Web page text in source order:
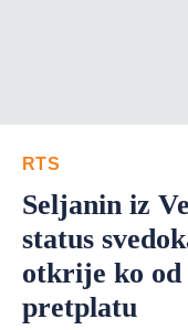
RTS
Seljanin iz
status
otkrije ko od
pretplatu